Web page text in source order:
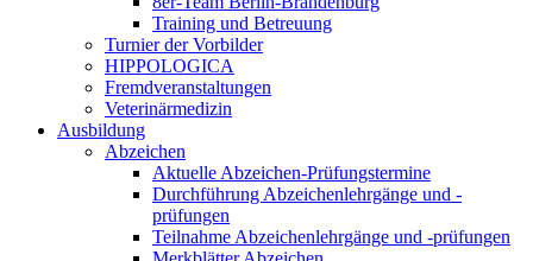
Training und Betreuung
Turnier der Vorbilder
HIPPOLOGICA
Fremdveranstaltungen
Veterinärmedizin
Ausbildung
Abzeichen
Aktuelle Abzeichen-Prüfungstermine
Durchführung Abzeichenlehrgänge und -
prüfungen
Teilnahme Abzeichenlehrgänge und -prüfungen